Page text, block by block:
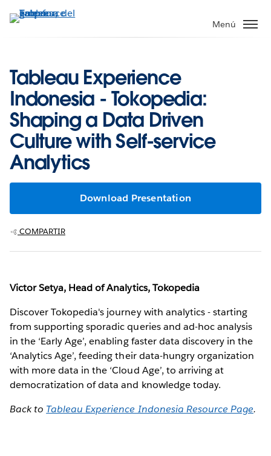
Menú
Tableau Experience
Indonesia - Tokopedia:
Shaping a Data Driven
Culture with Self-service
Analytics
Download Presentation
COMPARTIR
Victor Setya, Head of Analytics, Tokopedia
Discover Tokopedia's journey with analytics - starting
from supporting sporadic queries and ad-hoc analysis
in the ‘Early Age’, enabling faster data discovery in the
‘Analytics Age’, feeding their data-hungry organization
with more data in the ‘Cloud Age’, to arriving at
democratization of data and knowledge today.
Back to Tableau Experience Indonesia Resource Page.